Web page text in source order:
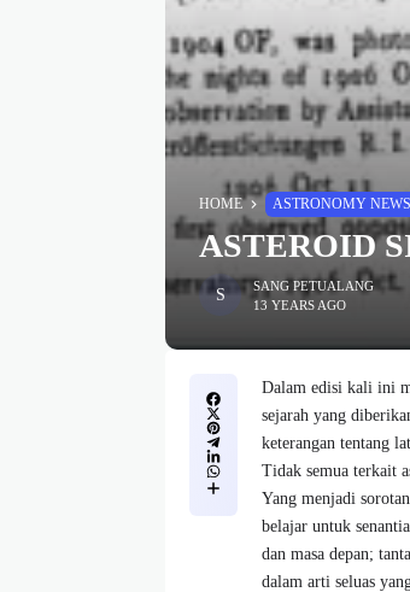
HOME ASTRONOMY NEWS
ASTEROID
SANG PETUALANG
13 YEARS AGO
Dalam edisi kali ini
sejarah yang
keterangan tentang
Tidak semua terkait
Yang menjadi
belajar untuk
dan masa depan;
dalam arti seluas